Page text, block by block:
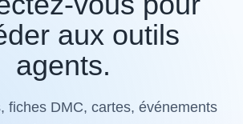
aux outils
agents.
fiches DMC, cartes, événements